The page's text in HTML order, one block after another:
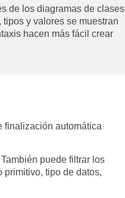
de los diagramas de clases
y valores se muestran
hacen más fácil crear
finalización automática
puede filtrar los
primitivo, tipo de datos,